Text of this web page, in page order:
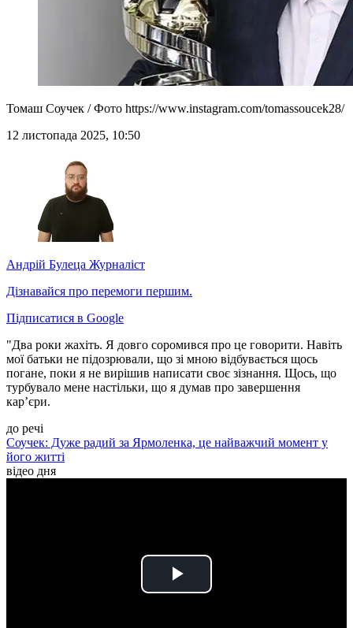
Томаш Соучек / Фото https://www.instagram.com/tomassoucek28/
12 листопада 2025, 10:50
Андрій Булеца Журналіст
Дізнавайся про перемоги першим.
Підписатися в Google
"Два роки жахіть. Я довго соромився про це говорити. Навіть
мої батьки не підозрювали, що зі мною відбувається щось
погане, поки я не вирішив написати своє зізнання. Щось, що
турбувало мене настільки, що я думав про завершення
кар’єри.
до речі
Соучек: Дуже радий за Ярмоленка, це найважчий момент у
його житті
відео дня
Play